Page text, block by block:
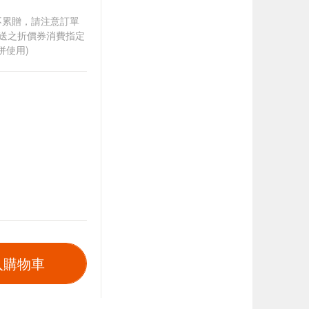
贈，請注意訂單
之折價券消費指定
使用)
物車